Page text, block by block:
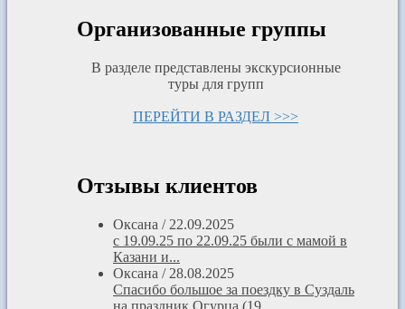
Организованные группы
В разделе представлены экскурсионные
туры для групп
ПЕРЕЙТИ В РАЗДЕЛ >>>
Отзывы клиентов
Оксана / 22.09.2025
с 19.09.25 по 22.09.25 были с мамой в
Казани и...
Оксана / 28.08.2025
Спасибо большое за поездку в Суздаль
на праздник Огурца (19...